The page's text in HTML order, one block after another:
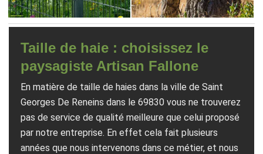
Taille de haie : choisissez le
paysagiste Artisan Fallone
En matière de taille de haies dans la ville de Saint
Georges De Reneins dans le 69830 vous ne trouverez
pas de service de qualité meilleure que celui proposé
par notre entreprise. En effet cela fait plusieurs
années que nous intervenons dans ce métier, et nous